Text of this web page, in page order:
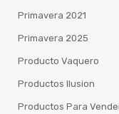
Primavera 2021
Primavera 2025
Producto Vaquero
Productos Ilusion
Productos Para